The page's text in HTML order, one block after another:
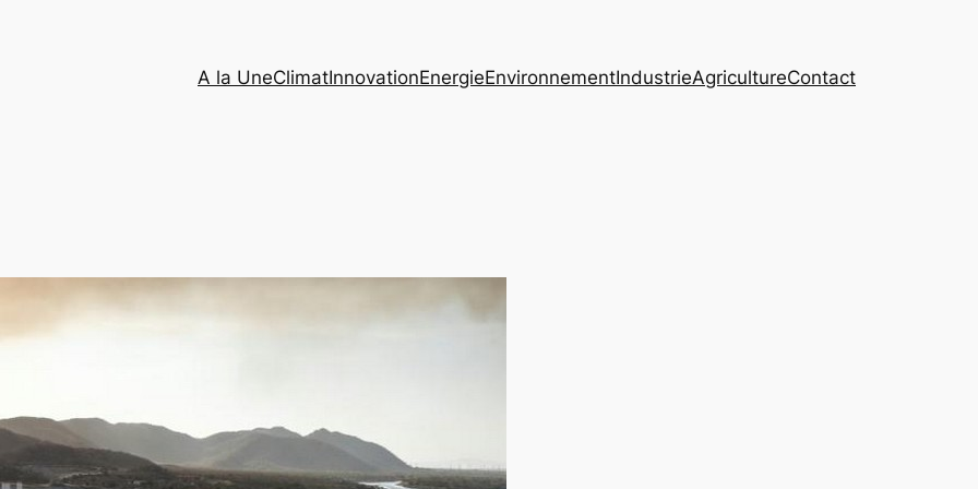
A la UneClimatInnovationEnergieEnvironnementIndustrieAgricultureContact